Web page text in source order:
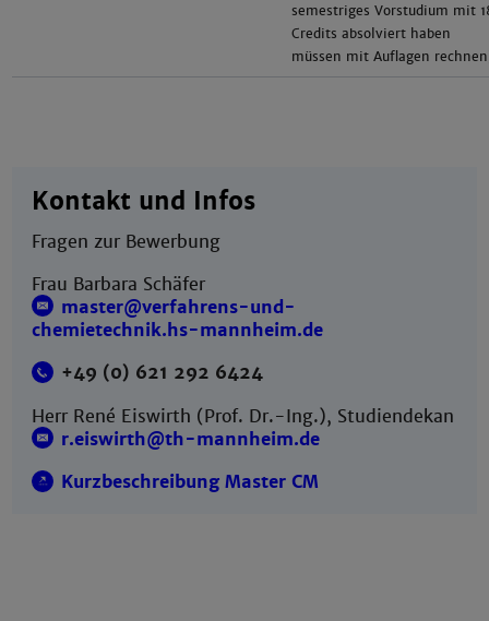
semestriges Vorstudium mit
Credits absolviert haben
müssen mit Auflagen
Kontakt und Infos
Fragen zur Bewerbung
Frau Barbara Schäfer
master@verfahrens-und-
chemietechnik.hs-mannheim.de
+49 (0) 621 292 6424
Herr René Eiswirth (Prof. Dr.-Ing.), Studiendekan
r.eiswirth@th-mannheim.de
Kurzbeschreibung Master CM